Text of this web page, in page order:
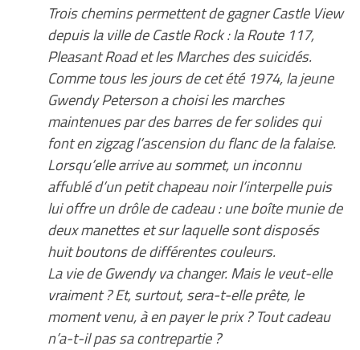
Trois chemins permettent de gagner Castle View
depuis la ville de Castle Rock : la Route 117,
Pleasant Road et les Marches des suicidés.
Comme tous les jours de cet été 1974, la jeune
Gwendy Peterson a choisi les marches
maintenues par des barres de fer solides qui
font en zigzag l’ascension du flanc de la falaise.
Lorsqu’elle arrive au sommet, un inconnu
affublé d’un petit chapeau noir l’interpelle puis
lui offre un drôle de cadeau : une boîte munie de
deux manettes et sur laquelle sont disposés
huit boutons de différentes couleurs.
La vie de Gwendy va changer. Mais le veut-elle
vraiment ? Et, surtout, sera-t-elle prête, le
moment venu, à en payer le prix ? Tout cadeau
n’a-t-il pas sa contrepartie ?